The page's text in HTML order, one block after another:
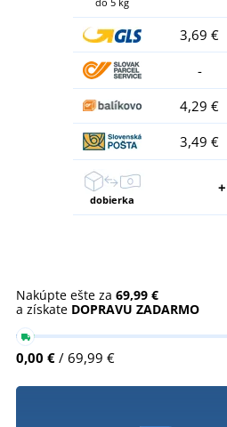
3,69 €
-
4,29 €
3,49 €
dobierka
Nakúpte ešte za 69,99 €
a získate DOPRAVU ZADARMO
0,00 € / 69,99 €